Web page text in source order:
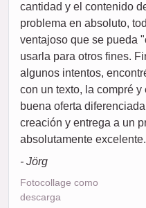
cantidad y el contenido
problema en absoluto,
ventajoso que se pueda
usarla para otros fines.
algunos intentos,
con un texto, la compré
buena oferta
creación y entrega a un
absolutamente excelente.
- Jörg
Fotocollage como
descarga